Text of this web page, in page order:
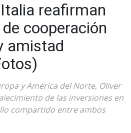
reafirman
cooperación
amistad
y América del Norte, Oliver
de las inversiones en
compartido entre ambos